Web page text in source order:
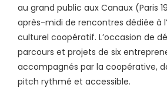
au grand public aux Canaux (Paris
après-midi de rencontres dédiée à
culturel coopératif. L’occasion de
parcours et projets de six
accompagnés par la coopérative,
pitch rythmé et accessible.